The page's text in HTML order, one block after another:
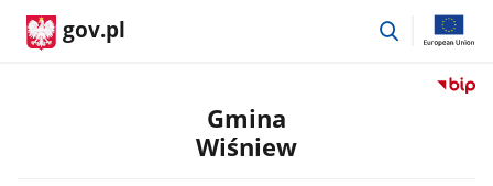
gov.pl
przejdź
Przejdź
Gmina
Wiśniew